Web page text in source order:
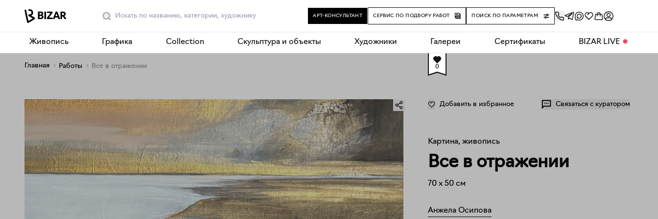
АРТ-КОНСУЛЬТАНТ СЕРВИС ПО ПОДБОРУ РАБОТ ПОИСК ПО ПАРАМЕТРАМ
Живопись Графика Collection Скульптура и объекты Художники Галереи Сертификаты BIZAR LIVE ⬤
Главная Работы Все в отражении 0
Добавить в избранное Связаться с куратором
Картина, живопись
Все в отражении
70 x 50 см
Анжела Осипова